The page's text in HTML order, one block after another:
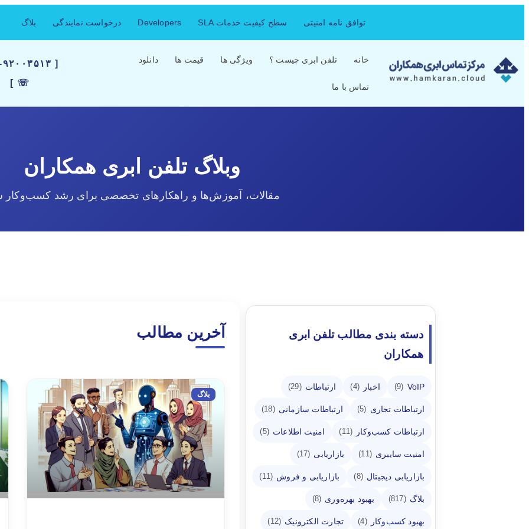
توافق نامه امنیتی سطح کیفیت خدمات SLA Developers درخواست نمایندگی بلاگ
خانه تلفن ابری چیست ؟ ویژگی ها قیمت ها دانلود
تماس با ما
[ ۰۲۱-
☏ ]
وبلاگ تلفن ابری همکاران
مقالات، آموزش‌ها و راهکارهای تخصصی برای رشد کسب‌وکار
آخرین مطالب
بلاگ
دسته بندی مطالب تلفن ابری
همکاران
VoIP
(9) اخبار (4) ارتباطات (29)
ارتباطات تجاری (5) ارتباطات سازمانی (18)
ارتباطات کسب‌وکار (11) امنیت اطلاعات (5)
امنیت سایبری (11) بازاریابی (17)
بازاریابی دیجیتال (8) بازاریابی و فروش (11)
بلاگ (817) بهبود بهره‌وری (8)
بهبود کسب‌وکار (4) تجارت الکترونیک (12)